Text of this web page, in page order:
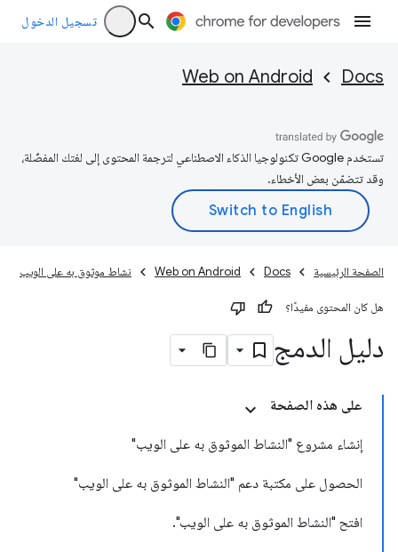
تسجيل الدخول
Docs
Web on Android
تستخدم Google تكنولوجيا الذكاء الاصطناعي لترجمة المحتوى إلى لغتك المفضّلة،
وقد تتضمّن بعض الأخطاء.
الصفحة الرئيسية Docs
Web on Android نشاط موثوق به على الويب
هل كان المحتوى مفيدًا؟
دليل الدمج
على هذه الصفحة
إنشاء مشروع "النشاط الموثوق به على الويب"
الحصول على مكتبة دعم "النشاط الموثوق به على الويب"
افتح "النشاط الموثوق به على الويب".